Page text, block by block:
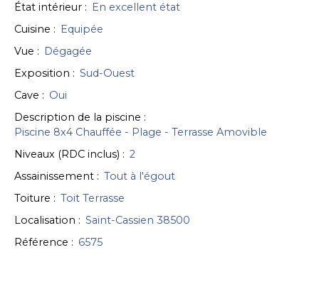
État intérieur : En excellent état
Cuisine : Equipée
Vue : Dégagée
Exposition : Sud-Ouest
Cave : Oui
Description de la piscine :
Piscine 8x4 Chauffée - Plage - Terrasse Amovible
Niveaux (RDC inclus) : 2
Assainissement : Tout à l'égout
Toiture : Toit Terrasse
Localisation : Saint-Cassien 38500
Référence : 6575